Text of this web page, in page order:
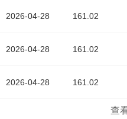
2026-04-28
2026-04-28
2026-04-28
161.02
161.02
161.02
查